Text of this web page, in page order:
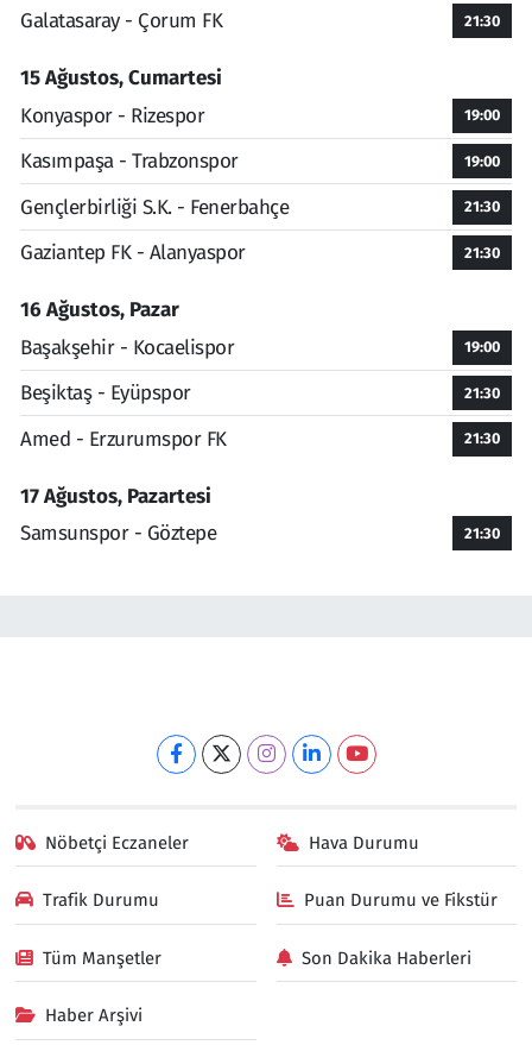
Galatasaray - Çorum FK
21:30
15 Ağustos, Cumartesi
Konyaspor - Rizespor
19:00
Kasımpaşa - Trabzonspor 19:00
Gençlerbirliği S.K. - Fenerbahçe 21:30
Gaziantep FK - Alanyaspor 21:30
16 Ağustos, Pazar
Başakşehir - Kocaelispor
19:00
Beşiktaş - Eyüpspor 21:30
Amed - Erzurumspor FK 21:30
17 Ağustos, Pazartesi
Samsunspor - Göztepe
21:30
Nöbetçi Eczaneler Hava Durumu
Trafik Durumu Puan Durumu ve Fikstür
Tüm Manşetler Son Dakika Haberleri
Haber Arşivi